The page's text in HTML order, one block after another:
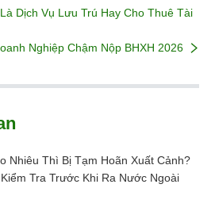
Dịch Vụ Lưu Trú Hay Cho Thuê Tài
Nghiệp Chậm Nộp BHXH 2026
Nhiêu Thì Bị Tạm Hoãn Xuất Cảnh?
Tra Trước Khi Ra Nước Ngoài